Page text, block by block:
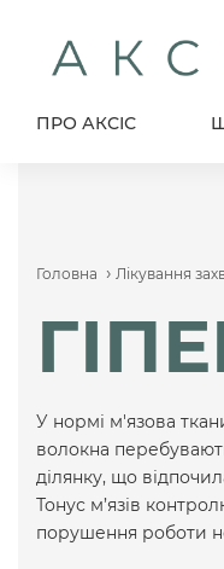
content
ПРО АКСІС
Головна › Лікування
У нормі м'язова
волокна
ділянку, що
Тонус м’язів
порушення роботи